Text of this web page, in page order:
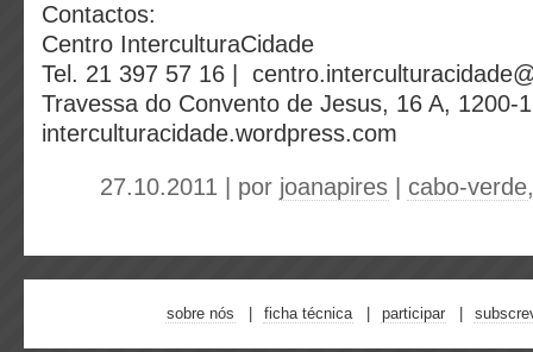
Contactos:
Centro InterculturaCidade
Tel. 21 397 57 16 |
Travessa do Convento de Jesus, 16 A,
interculturacidade.wordpress.com
27.10.2011 | por joanapires cabo-verde
sobre nós ficha técnica participar